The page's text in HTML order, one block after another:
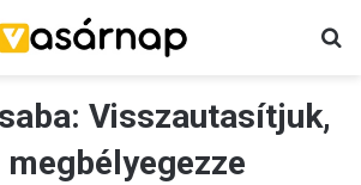
Visszautasítjuk,
megbélyegezze